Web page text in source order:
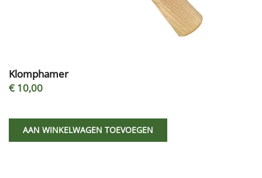
Klomphamer
€ 10,00
AAN WINKELWAGEN TOEVOEGEN